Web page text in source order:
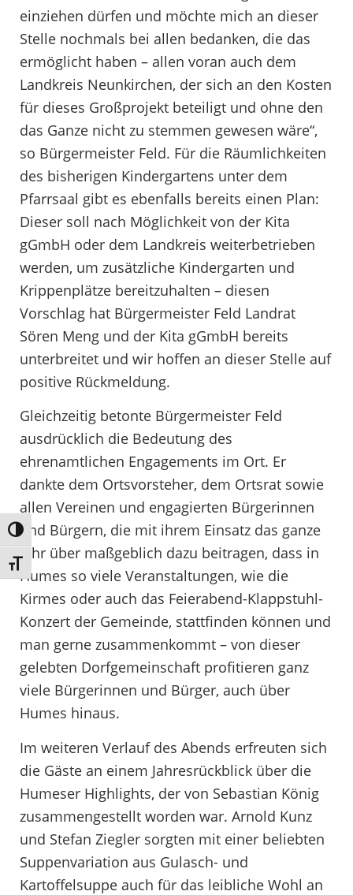
Umschalten auf hohe Kontraste
Schrift vergrößern
einziehen dürfen und möchte mich an dieser
Stelle nochmals bei allen bedanken, die das
ermöglicht haben – allen voran auch dem
Landkreis Neunkirchen, der sich an den Kosten
für dieses Großprojekt beteiligt und ohne den
das Ganze nicht zu stemmen gewesen wäre“,
so Bürgermeister Feld. Für die Räumlichkeiten
des bisherigen Kindergartens unter dem
Pfarrsaal gibt es ebenfalls bereits einen Plan:
Dieser soll nach Möglichkeit von der Kita
gGmbH oder dem Landkreis weiterbetrieben
werden, um zusätzliche Kindergarten und
Krippenplätze bereitzuhalten – diesen
Vorschlag hat Bürgermeister Feld Landrat
Sören Meng und der Kita gGmbH bereits
unterbreitet und wir hoffen an dieser Stelle auf
positive Rückmeldung.
Gleichzeitig betonte Bürgermeister Feld
ausdrücklich die Bedeutung des
ehrenamtlichen Engagements im Ort. Er
dankte dem Ortsvorsteher, dem Ortsrat sowie
allen Vereinen und engagierten Bürgerinnen
und Bürgern, die mit ihrem Einsatz das ganze
Jahr über maßgeblich dazu beitragen, dass in
Humes so viele Veranstaltungen, wie die
Kirmes oder auch das Feierabend-Klappstuhl-
Konzert der Gemeinde, stattfinden können und
man gerne zusammenkommt – von dieser
gelebten Dorfgemeinschaft profitieren ganz
viele Bürgerinnen und Bürger, auch über
Humes hinaus.
Im weiteren Verlauf des Abends erfreuten sich
die Gäste an einem Jahresrückblick über die
Humeser Highlights, der von Sebastian König
zusammengestellt worden war. Arnold Kunz
und Stefan Ziegler sorgten mit einer beliebten
Suppenvariation aus Gulasch- und
Kartoffelsuppe auch für das leibliche Wohl an